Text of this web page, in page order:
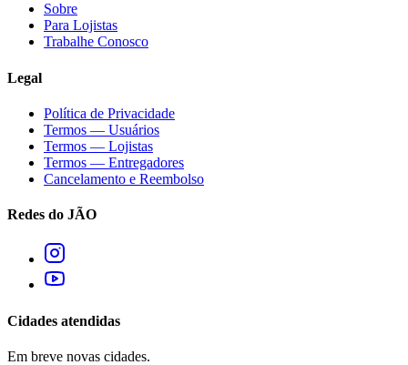
Sobre
Para Lojistas
Trabalhe Conosco
Legal
Política de Privacidade
Termos — Usuários
Termos — Lojistas
Termos — Entregadores
Cancelamento e Reembolso
Redes do JÃO
Cidades atendidas
Em breve novas cidades.